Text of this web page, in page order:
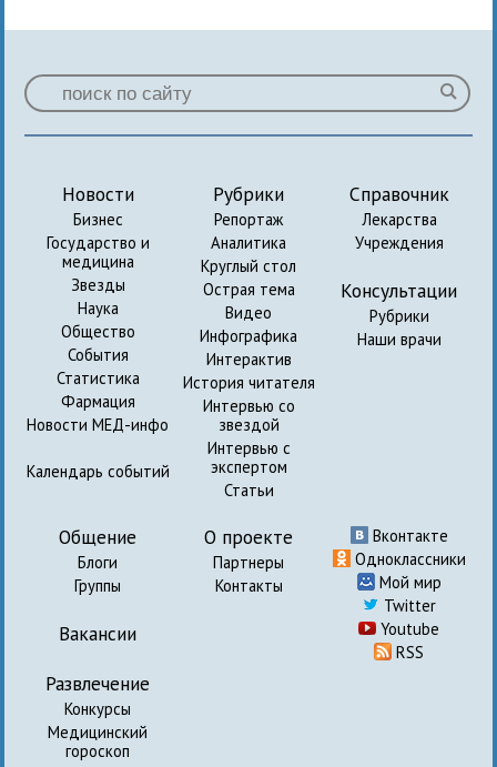
Новости
Бизнес
Государство и
медицина
Звезды
Наука
Общество
События
Статистика
Фармация
Новости МЕД-инфо
Календарь событий
Рубрики
Репортаж
Аналитика
Круглый стол
Острая тема
Видео
Инфографика
Интерактив
История читателя
Интервью со
звездой
Интервью с
экспертом
Статьи
Справочник
Лекарства
Учреждения
Консультации
Рубрики
Наши врачи
Общение
Блоги
Группы
Вакансии
Развлечение
Конкурсы
Медицинский
гороскоп
О проекте
Партнеры
Контакты
Вконтакте
Одноклассники
Мой мир
Twitter
Youtube
RSS